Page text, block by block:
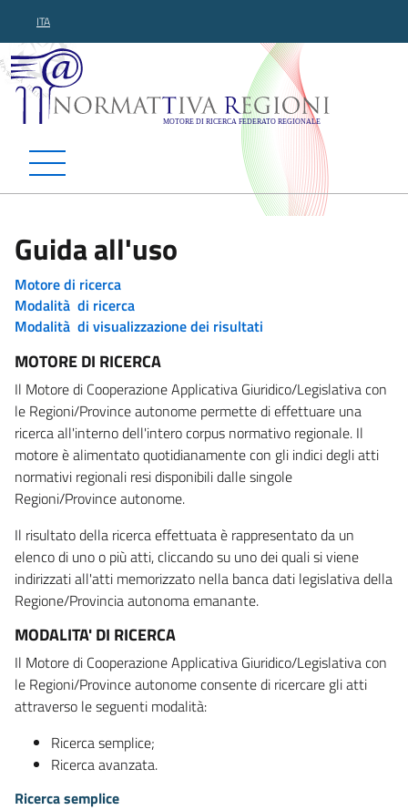
ITA
Normattiva Regioni -
Guida all'uso
Motore di ricerca
Modalità di ricerca
Modalità di visualizzazione dei risultati
MOTORE DI RICERCA
Il Motore di Cooperazione Applicativa Giuridico/Legislativa con
le Regioni/Province autonome permette di effettuare una
ricerca all'interno dell'intero corpus normativo regionale. Il
motore è alimentato quotidianamente con gli indici degli atti
normativi regionali resi disponibili dalle singole
Regioni/Province autonome.
Il risultato della ricerca effettuata è rappresentato da un
elenco di uno o più atti, cliccando su uno dei quali si viene
indirizzati all'atti memorizzato nella banca dati legislativa della
Regione/Provincia autonoma emanante.
MODALITA' DI RICERCA
Il Motore di Cooperazione Applicativa Giuridico/Legislativa con
le Regioni/Province autonome consente di ricercare gli atti
attraverso le seguenti modalità:
Ricerca semplice;
Ricerca avanzata.
Ricerca semplice